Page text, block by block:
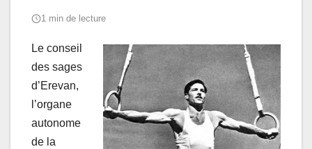
1 min de lecture
Le conseil
des sages
d’Erevan,
l’organe
autonome
de la